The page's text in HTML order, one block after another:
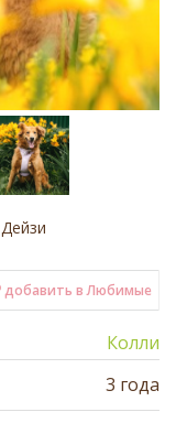
Дейзи
добавить в Любимые
Колли
3 года